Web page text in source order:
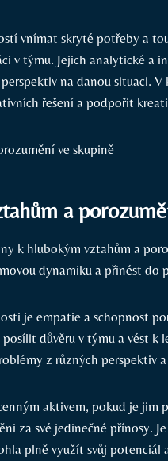
vnímat skryté potřeby a
v týmu. Jejich analytické a
na danou situaci.
řešení a podpořit
a
k hlubokým vztahům a
dynamiku a přinést do
je empatie a schopnost
důvěru v týmu a vést k
z různých perspektiv
aktivem, pokud je jim
za své jedinečné přínosy.
plně využít svůj potenciál